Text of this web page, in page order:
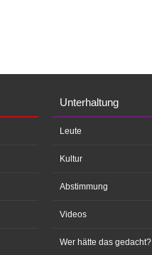
Unterhaltung
Leute
Kultur
Abstimmung
Videos
Wer hätte das gedacht?